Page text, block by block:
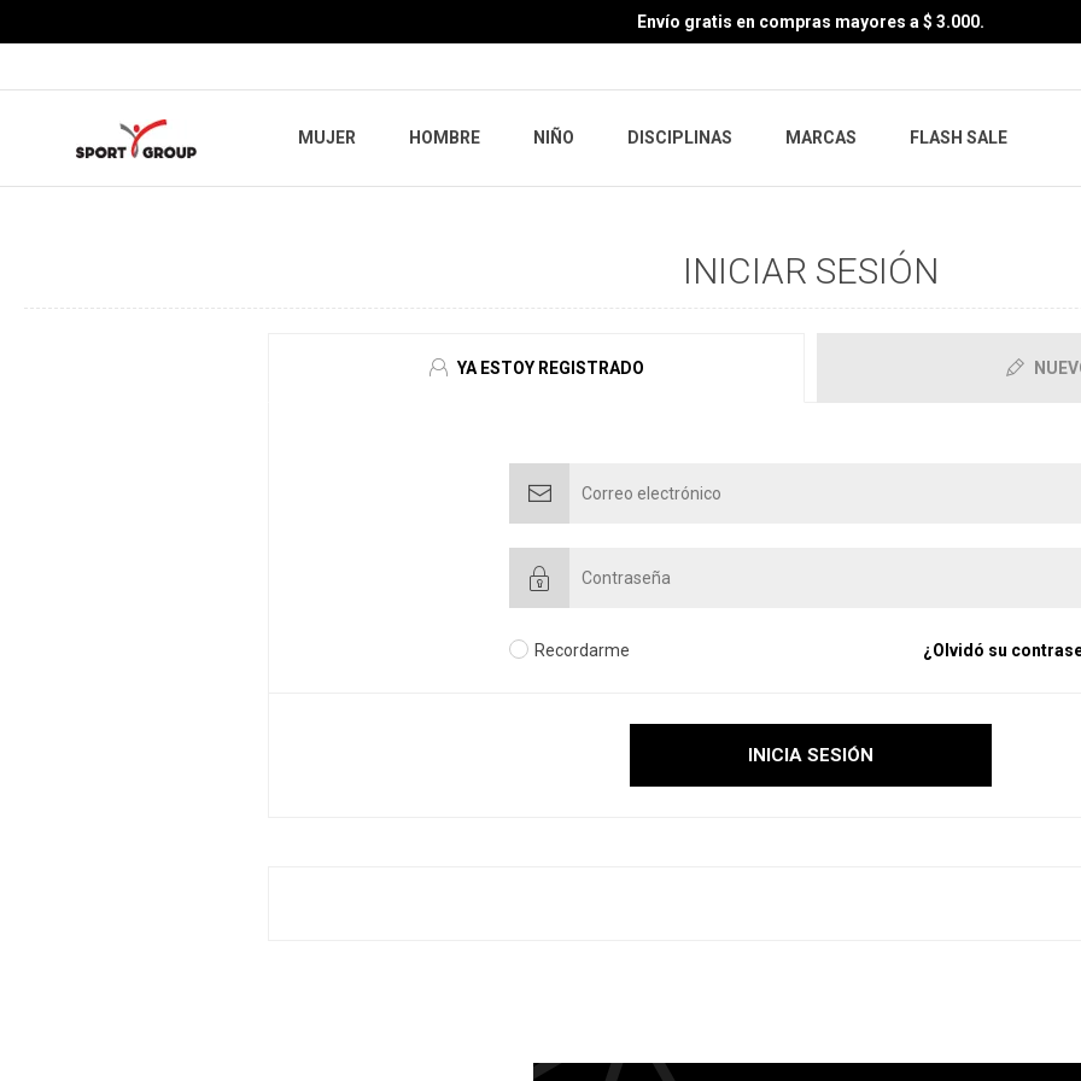
Envío gratis en compras mayores a $ 3.000.
MUJER HOMBRE NIÑO DISCIPLINAS MARCAS FLASH SALE
INICIAR SESIÓN
YA ESTOY REGISTRADO
Recordarme ¿Olvidó su